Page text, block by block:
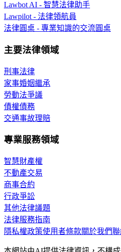
Lawbot AI - 智慧法律助手
Lawpilot - 法律領航員
法律圓桌 - 專業知識的交流圓桌
主要法律領域
刑事法律
家事婚姻繼承
勞動法爭議
債權債務
交通事故理賠
專業服務領域
智慧財產權
不動產交易
商事合約
行政爭訟
其他法律議題
法律服務指南
隱私權政策使用者條款關於我們